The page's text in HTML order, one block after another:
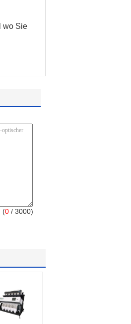
wo Sie
(0 / 3000)